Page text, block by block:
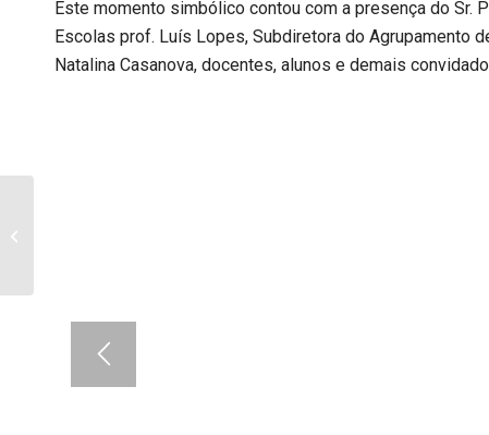
Este momento simbólico contou com a presença do Sr.
Escolas prof. Luís Lopes, Subdiretora do Agrupamento
Natalina Casanova, docentes, alunos e demais